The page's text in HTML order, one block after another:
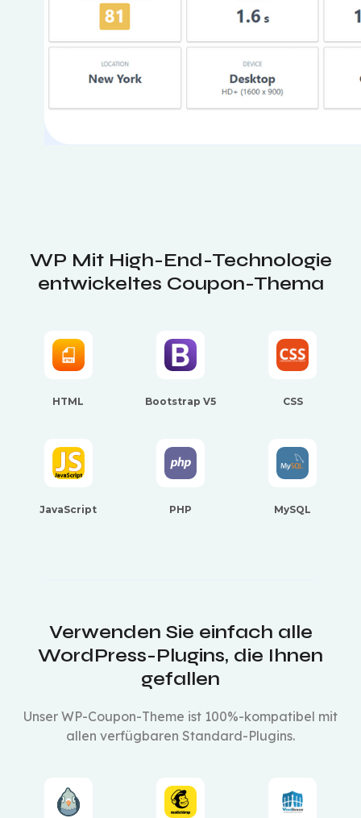
WP Mit High-End-Technologie
entwickeltes Coupon-Thema
HTML Bootstrap V5 CSS
JavaScript PHP MySQL
Verwenden Sie einfach alle
WordPress-Plugins, die Ihnen
gefallen
Unser WP-Coupon-Theme ist 100%-kompatibel mit
allen verfügbaren Standard-Plugins.